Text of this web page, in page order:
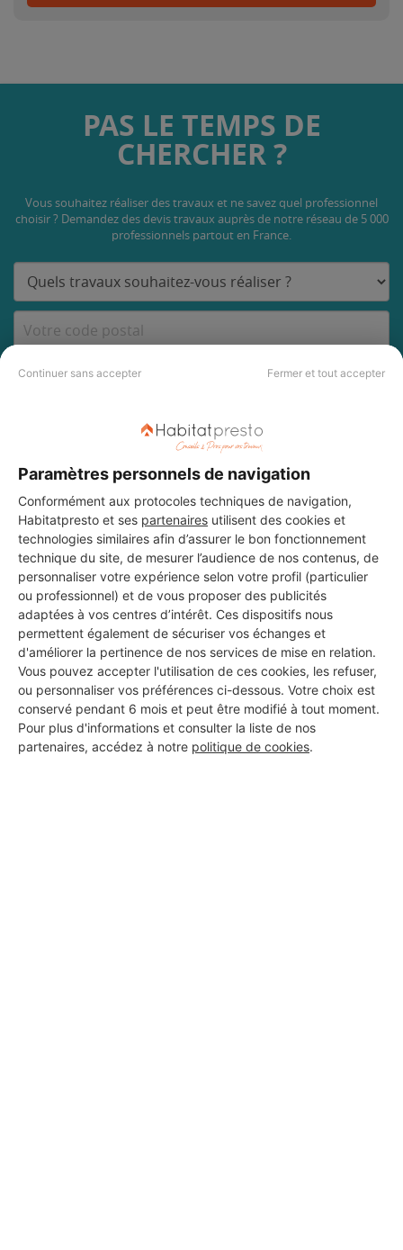
Continuer sans accepter Fermer et tout accepter
Paramètres personnels de navigation
Conformément aux protocoles techniques de navigation,
Habitatpresto et ses partenaires utilisent des cookies et
technologies similaires afin d’assurer le bon fonctionnement
technique du site, de mesurer l’audience de nos contenus, de
personnaliser votre expérience selon votre profil (particulier
ou professionnel) et de vous proposer des publicités
adaptées à vos centres d’intérêt. Ces dispositifs nous
permettent également de sécuriser vos échanges et
d'améliorer la pertinence de nos services de mise en relation.
Vous pouvez accepter l'utilisation de ces cookies, les refuser,
ou personnaliser vos préférences ci-dessous. Votre choix est
conservé pendant 6 mois et peut être modifié à tout moment.
Pour plus d'informations et consulter la liste de nos
partenaires, accédez à notre politique de cookies.
PAS LE TEMPS DE
CHERCHER ?
Vous souhaitez réaliser des travaux et ne savez quel professionnel
choisir ? Demandez des devis travaux auprès de notre réseau de 5 000
professionnels partout en France.
DEMANDER UN DEVIS
Les 1 autres Carreleurs pour
vos travaux à Romagnat
Sarl Coutarel
Romagnat
25 ans d'expérience
Voir sa fiche